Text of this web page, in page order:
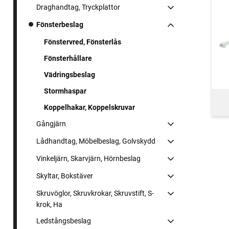
Draghandtag, Tryckplattor
Fönsterbeslag
Fönstervred, Fönsterlås
Fönsterhållare
Vädringsbeslag
Stormhaspar
Koppelhakar, Koppelskruvar
Gångjärn
Lådhandtag, Möbelbeslag, Golvskydd
Vinkeljärn, Skarvjärn, Hörnbeslag
Skyltar, Bokstäver
Skruvöglor, Skruvkrokar, Skruvstift, S-
krok, Ha
Ledstångsbeslag